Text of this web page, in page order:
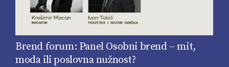
Brend forum: Panel Osobni brend – mit,
moda ili poslovna nužnost?